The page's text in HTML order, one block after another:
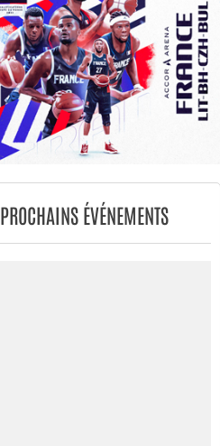
PROCHAINS ÉVÉNEMENTS